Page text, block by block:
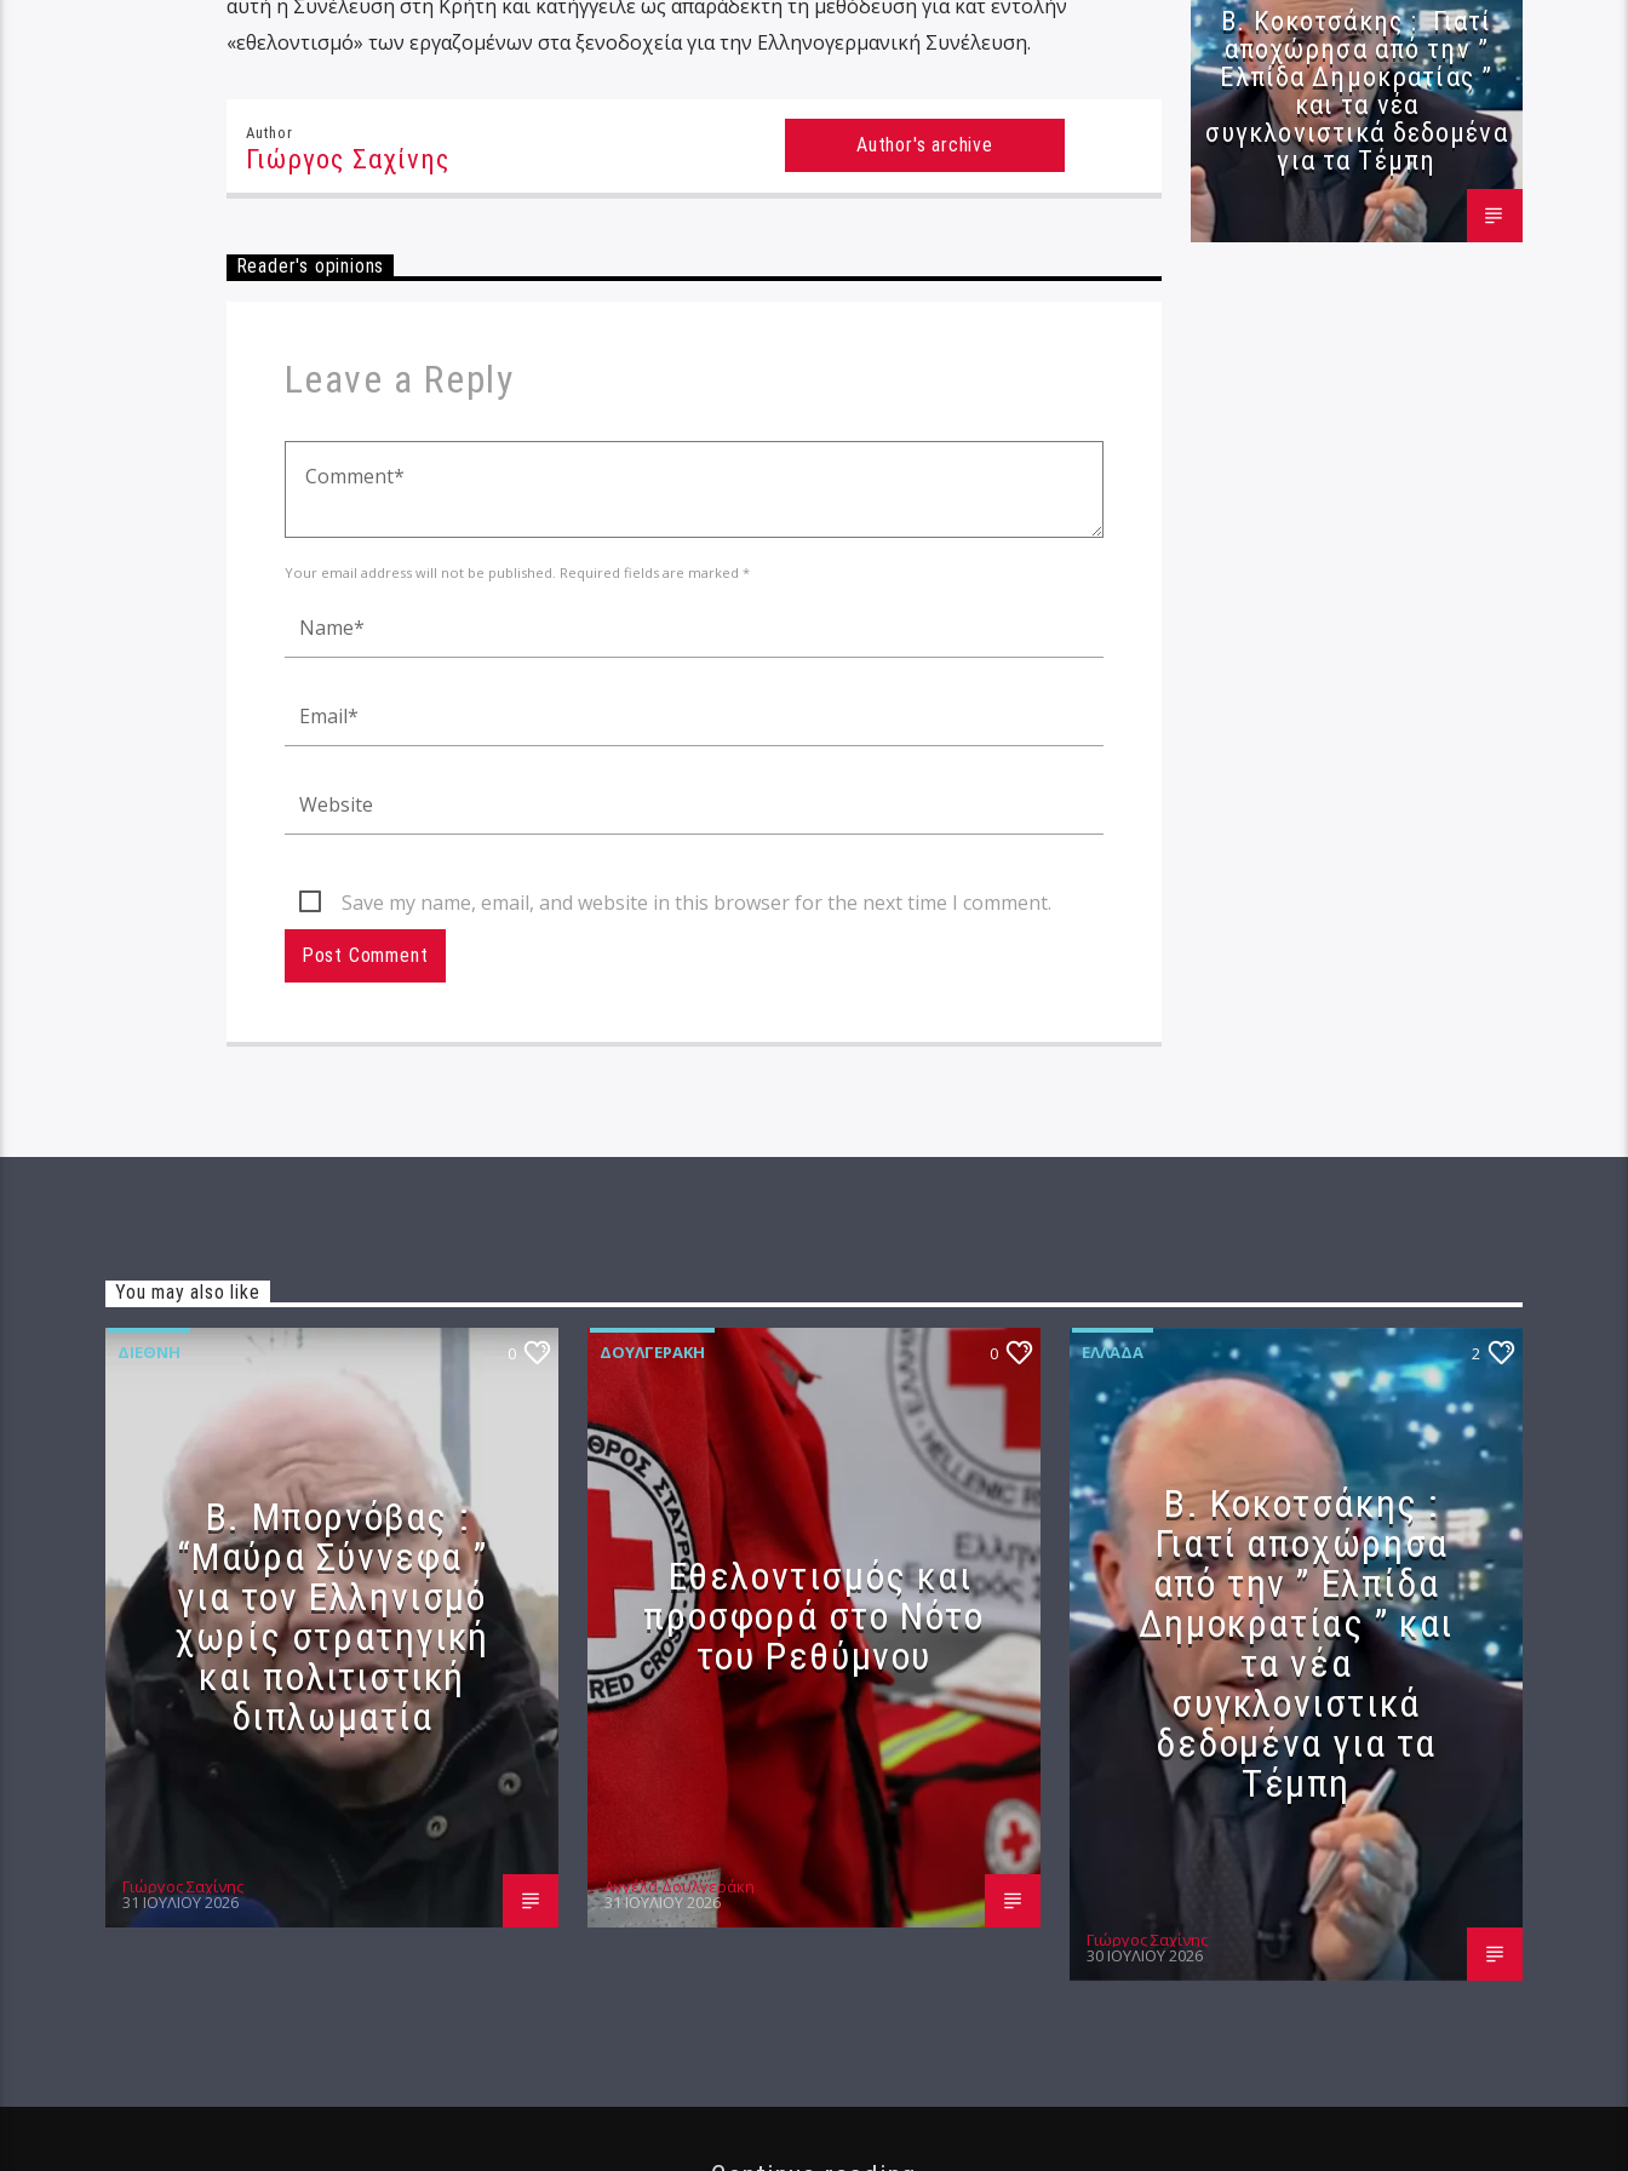
αυτή η Συνέλευση στη Κρήτη και κατήγγειλε ως απαράδεκτη τη μεθόδευση για κατ εντολήν
«εθελοντισμό» των εργαζομένων στα ξενοδοχεία για την Ελληνογερμανική Συνέλευση.
Author
Γιώργος Σαχίνης Author's archive
Reader's opinions
Leave a Reply
Your email address will not be published. Required fields are marked *
Save my name, email, and website in this browser for the next time I comment.
Β. Κοκοτσάκης : Γιατί
αποχώρησα από την ”
Ελπίδα Δημοκρατίας ”
και τα νέα
συγκλονιστικά δεδομένα
για τα Τέμπη
You may also like
ΔΙΕΘΝΉ 0
B. Μπορνόβας :
“Μαύρα Σύννεφα ”
για τον Ελληνισμό
χωρίς στρατηγική
και πολιτιστική
διπλωματία
Γιώργος Σαχίνης
31 ΙΟΥΛΊΟΥ 2026
ΔΟΥΛΓΕΡΆΚΗ 0
Εθελοντισμός και
προσφορά στο Νότο
του Ρεθύμνου
Αγγέλα Δουλγεράκη
31 ΙΟΥΛΊΟΥ 2026
ΕΛΛΆΔΑ 2
Β. Κοκοτσάκης :
Γιατί αποχώρησα
από την ” Ελπίδα
Δημοκρατίας ” και
τα νέα
συγκλονιστικά
δεδομένα για τα
Τέμπη
Γιώργος Σαχίνης
30 ΙΟΥΛΊΟΥ 2026